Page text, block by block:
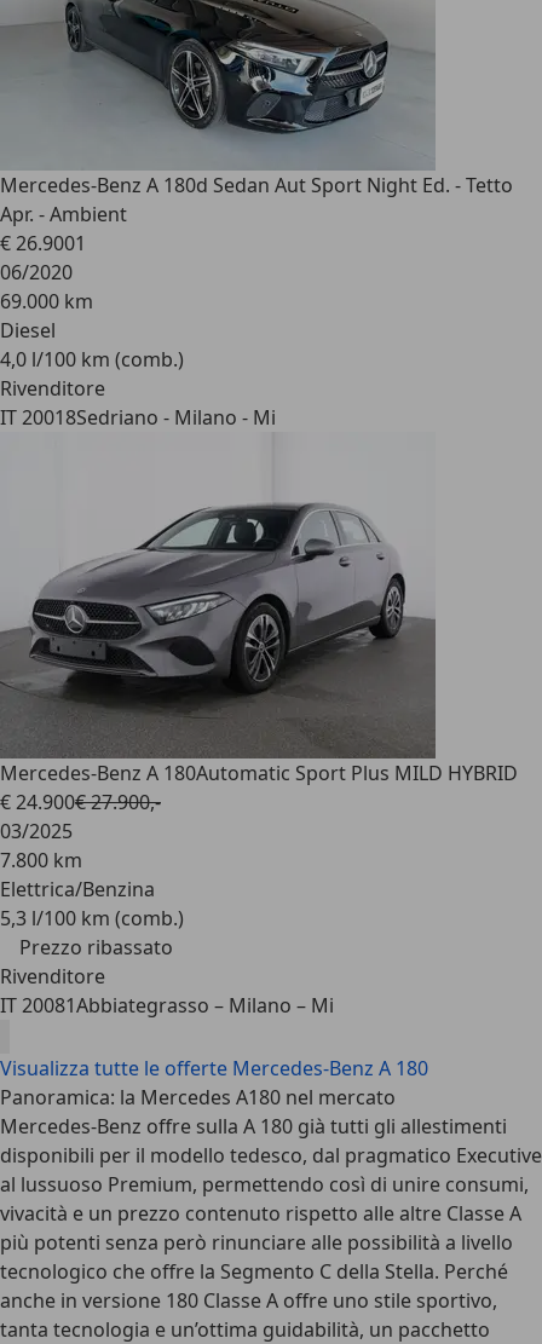
Mercedes-Benz A 180d Sedan Aut Sport Night Ed. - Tetto
Apr. - Ambient
€ 26.9001
06/2020
69.000 km
Diesel
4,0 l/100 km (comb.)
Rivenditore
IT 20018Sedriano - Milano - Mi
Mercedes-Benz A 180Automatic Sport Plus MILD HYBRID
€ 24.900€ 27.900,-
03/2025
7.800 km
Elettrica/Benzina
5,3 l/100 km (comb.)
Prezzo ribassato
Rivenditore
IT 20081Abbiategrasso – Milano – Mi
Visualizza tutte le offerte Mercedes-Benz A 180
Panoramica: la Mercedes A180 nel mercato
Mercedes-Benz offre sulla A 180 già tutti gli allestimenti
disponibili per il modello tedesco, dal pragmatico Executive
al lussuoso Premium, permettendo così di unire consumi,
vivacità e un prezzo contenuto rispetto alle altre Classe A
più potenti senza però rinunciare alle possibilità a livello
tecnologico che offre la Segmento C della Stella. Perché
anche in versione 180 Classe A offre uno stile sportivo,
tanta tecnologia e un’ottima guidabilità, un pacchetto